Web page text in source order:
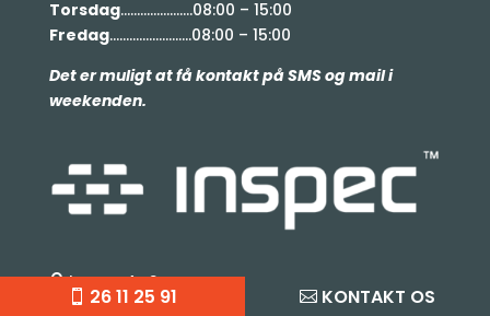
Torsdag………………….08:00 – 15:00
Fredag…………………….08:00 – 15:00
Det er muligt at få kontakt på SMS og mail i
weekenden.
 Inspec ApS
Fælledvej 28,
26 11 25 91 KONTAKT OS